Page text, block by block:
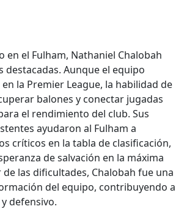
en el Fulham, Nathaniel Chalobah
destacadas. Aunque el equipo
la Premier League, la habilidad de
balones y conectar jugadas
el rendimiento del club. Sus
ayudaron al Fulham a
críticos en la tabla de clasificación,
de salvación en la máxima
de las dificultades, Chalobah fue una
del equipo, contribuyendo a
defensivo.